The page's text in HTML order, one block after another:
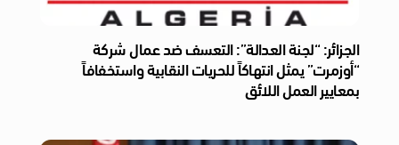
الجزائر: “لجنة العدالة”: التعسف ضد عمال شركة
“أوزمرت” يمثل انتهاكاً للحريات النقابية واستخفافاً
بمعايير العمل اللائق